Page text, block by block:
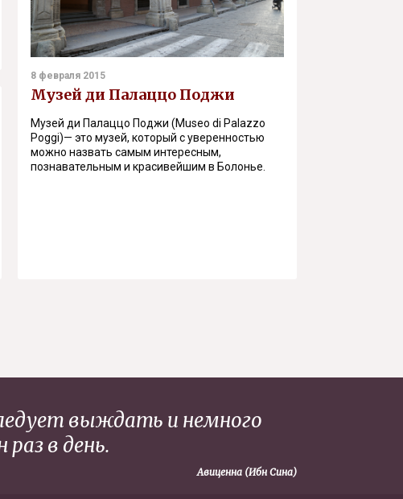
8 февраля 2015
Музей ди Палаццо Поджи
Музей ди Палаццо Поджи (Museo di Palazzo
Poggi)— это музей, который с уверенностью
можно назвать самым интересным,
познавательным и красивейшим в Болонье.
выждать и немного
в день.
Авиценна (Ибн Сина)